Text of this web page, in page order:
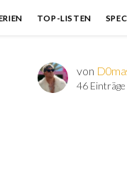
TOP-LISTEN
von
46 Einträge